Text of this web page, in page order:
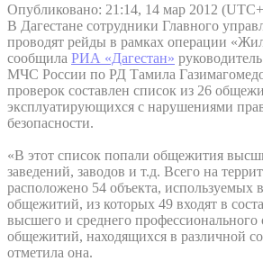
Опубликовано: 21:14, 14 мар 2012
В Дагестане сотрудники Главного
проводят рейды в рамках операции
сообщила РИА «Дагестан»
МЧС России по РД Тамила
проверок составлен список из 26
эксплуатирующихся с нарушениями
безопасности.
«В этот список попали общежития
заведений, заводов и т.д. Всего на
расположено 54 объекта, используемых
общежитий, из которых 49 входят в
высшего и среднего профессионального
общежитий, находящихся в различной
отметила она.